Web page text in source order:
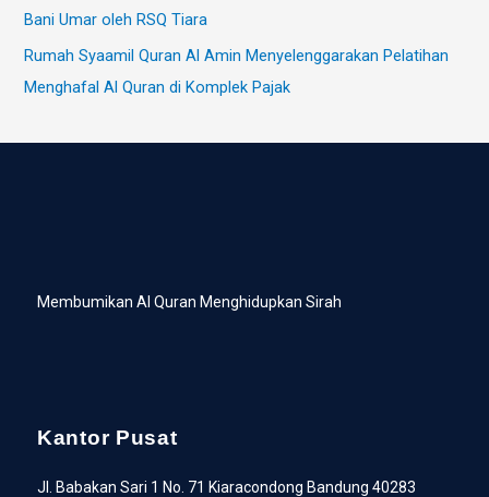
Bani Umar oleh RSQ Tiara
Rumah Syaamil Quran Al Amin Menyelenggarakan Pelatihan
Menghafal Al Quran di Komplek Pajak
Membumikan Al Quran Menghidupkan Sirah
Kantor Pusat
Jl. Babakan Sari 1 No. 71 Kiaracondong Bandung 40283